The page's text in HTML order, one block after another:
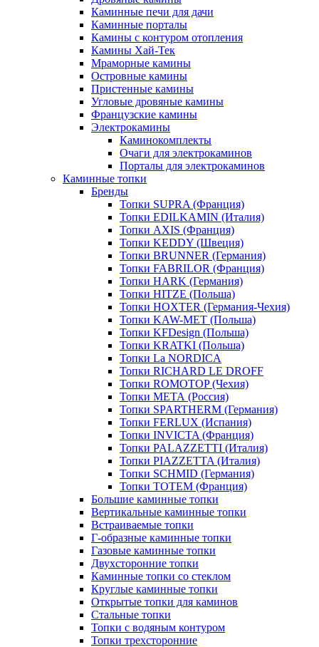
Каминные печи для дачи
Каминные порталы
Камины с контуром отопления
Камины Хай-Тек
Мраморные камины
Островные камины
Пристенные камины
Угловые дровяные камины
Французские камины
Электрокамины
Каминокомплекты
Очаги для электрокаминов
Порталы для электрокаминов
Каминные топки
Бренды
Топки SUPRA (Франция)
Топки EDILKAMIN (Италия)
Топки AXIS (Франция)
Топки KEDDY (Швеция)
Топки BRUNNER (Германия)
Топки FABRILOR (Франция)
Топки HARK (Германия)
Топки HITZE (Польша)
Топки HOXTER (Германия-Чехия)
Топки KAW-MET (Польша)
Топки KFDesign (Польша)
Топки KRATKI (Польша)
Топки La NORDICA
Топки RICHARD LE DROFF
Топки ROMOTOP (Чехия)
Топки МЕТА (Россия)
Топки SPARTHERM (Германия)
Топки FERLUX (Испания)
Топки INVICTA (Франция)
Топки PALAZZETTI (Италия)
Топки PIAZZETTA (Италия)
Топки SCHMID (Германия)
Топки TOTEM (Франция)
Большие каминные топки
Вертикальные каминные топки
Встраиваемые топки
Г-образные каминные топки
Газовые каминные топки
Двухсторонние топки
Каминные топки со стеклом
Круглые каминные топки
Открытые топки для каминов
Стальные топки
Топки с водяным контуром
Топки трехсторонние